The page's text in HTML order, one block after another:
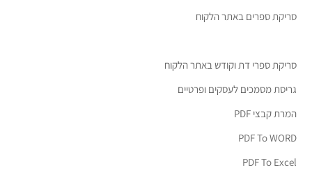
סריקת ספרים באתר הלקוח
סריקת ספרי דת וקודש באתר הלקוח
גריסת מסמכים לעסקים ופרטיים
המרת קבצי PDF
PDF To WORD
PDF To Excel